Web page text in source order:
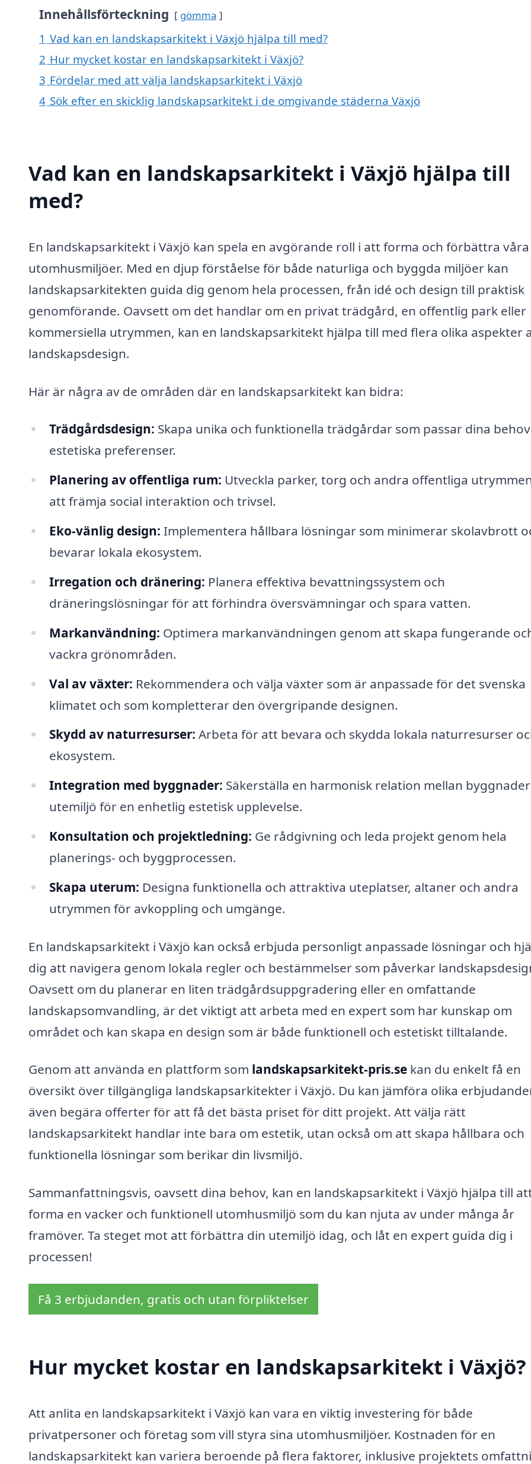
Innehållsförteckning gömma
1 Vad kan en landskapsarkitekt i Växjö hjälpa till med?
2 Hur mycket kostar en landskapsarkitekt i Växjö?
3 Fördelar med att välja landskapsarkitekt i Växjö
4 Sök efter en skicklig landskapsarkitekt i de omgivande städerna Växjö
Vad kan en landskapsarkitekt i Växjö hjälpa till
med?
En landskapsarkitekt i Växjö kan spela en avgörande roll i att forma och förbättra våra
utomhusmiljöer. Med en djup förståelse för både naturliga och byggda miljöer kan
landskapsarkitekten guida dig genom hela processen, från idé och design till praktisk
genomförande. Oavsett om det handlar om en privat trädgård, en offentlig park eller
kommersiella utrymmen, kan en landskapsarkitekt hjälpa till med flera olika aspekter
landskapsdesign.
Här är några av de områden där en landskapsarkitekt kan bidra:
Trädgårdsdesign: Skapa unika och funktionella trädgårdar som passar dina
estetiska preferenser.
Planering av offentliga rum: Utveckla parker, torg och andra offentliga
att främja social interaktion och trivsel.
Eko-vänlig design: Implementera hållbara lösningar som minimerar skolavbrott
bevarar lokala ekosystem.
Irregation och dränering: Planera effektiva bevattningssystem och
dräneringslösningar för att förhindra översvämningar och spara vatten.
Markanvändning: Optimera markanvändningen genom att skapa fungerande
vackra grönområden.
Val av växter: Rekommendera och välja växter som är anpassade för det svenska
klimatet och som kompletterar den övergripande designen.
Skydd av naturresurser: Arbeta för att bevara och skydda lokala naturresurser
ekosystem.
Integration med byggnader: Säkerställa en harmonisk relation mellan
utemiljö för en enhetlig estetisk upplevelse.
Konsultation och projektledning: Ge rådgivning och leda projekt genom hela
planerings- och byggprocessen.
Skapa uterum: Designa funktionella och attraktiva uteplatser, altaner och andra
utrymmen för avkoppling och umgänge.
En landskapsarkitekt i Växjö kan också erbjuda personligt anpassade lösningar och
dig att navigera genom lokala regler och bestämmelser som påverkar
Oavsett om du planerar en liten trädgårdsuppgradering eller en omfattande
landskapsomvandling, är det viktigt att arbeta med en expert som har kunskap om
området och kan skapa en design som är både funktionell och estetiskt tilltalande.
Genom att använda en plattform som landskapsarkitekt-pris.se kan du enkelt få en
översikt över tillgängliga landskapsarkitekter i Växjö. Du kan jämföra olika
även begära offerter för att få det bästa priset för ditt projekt. Att välja rätt
landskapsarkitekt handlar inte bara om estetik, utan också om att skapa hållbara och
funktionella lösningar som berikar din livsmiljö.
Sammanfattningsvis, oavsett dina behov, kan en landskapsarkitekt i Växjö hjälpa till
forma en vacker och funktionell utomhusmiljö som du kan njuta av under många år
framöver. Ta steget mot att förbättra din utemiljö idag, och låt en expert guida dig i
processen!
Få 3 erbjudanden, gratis och utan förpliktelser
Hur mycket kostar en landskapsarkitekt i Växjö?
Att anlita en landskapsarkitekt i Växjö kan vara en viktig investering för både
privatpersoner och företag som vill styra sina utomhusmiljöer. Kostnaden för en
landskapsarkitekt kan variera beroende på flera faktorer, inklusive projektets